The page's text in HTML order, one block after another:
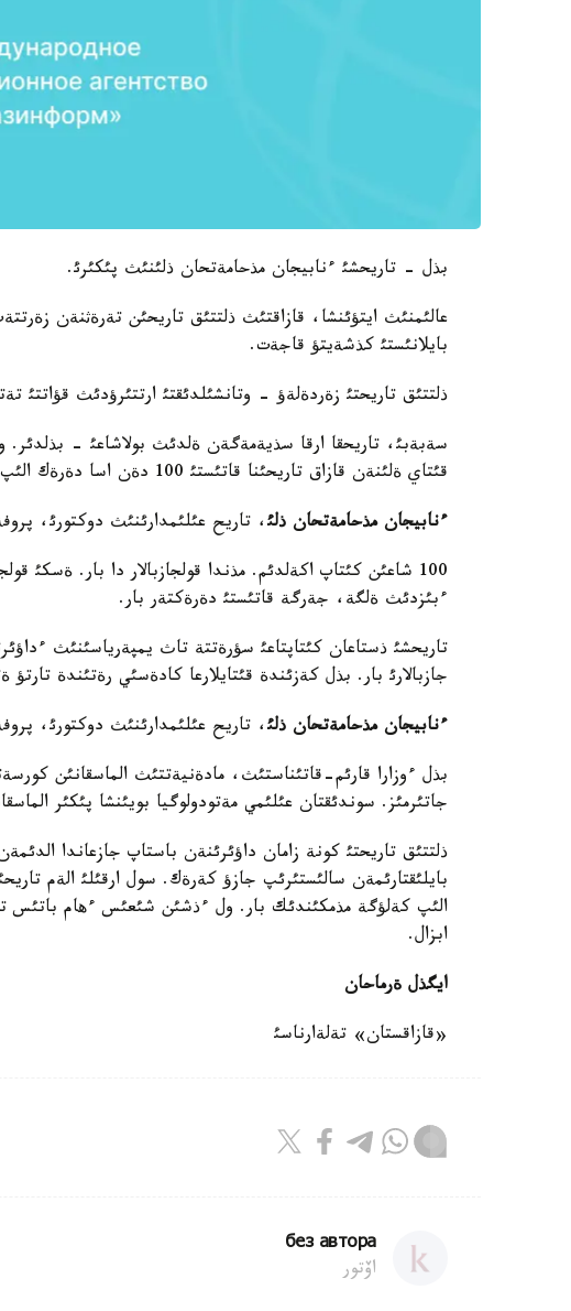
بذل - تاريحشئ ءنابيجان مذحامةتحان ذلئنئث پئكئرئ.
عالئمنئث ايتؤئنشا، قازاقتئث ذلتتئق تاريحئن تةرةثنةن
بايلانئستئ كذشةيتؤ قاجةت.
ذلتتئق تاريحتئ زةردةلةؤ - وتانشئلدئقتئ ارتتئرؤدئث قؤاتتئ
سةبةبئ، تاريحقا ارقا سذيةمةگةن ةلدئث بولاشاعئ -
قئتاي ةلئنةن قازاق تاريحئنا قاتئستئ 100 دةن اسا دةرةك الئپ كةلدئ.
ءنابيجان مذحامةتحان ذلئ، تاريح عئلئمدارئنئث دوكتورئ،
100 شاعئن كئتاپ اكةلدئم. مذندا قولجازبالار دا بار. ةسكئ
ءبئزدئث ةلگة، جةرگة قاتئستئ دةرةكتةر بار.
تاريحشئ ذستاعان كئتاپتاعئ سؤرةتتة تاث يمپةرياسئنئث
جازبالارئ بار. بذل كةزئندة قئتايلارعا كادةسئي رةتئندة تارتؤ
ءنابيجان مذحامةتحان ذلئ، تاريح عئلئمدارئنئث دوكتورئ،
بذل ءوزارا قارئم-قاتئناستئث، مادةنيةتتئث الماسقانئن
جاتئرمئز. سوندئقتان عئلئمي مةتودولوگيا بويئنشا پئكئر
ذلتتئق تاريحتئ كونة زامان داؤئرئنةن باستاپ جازعاندا
بايلئقتارئمةن سالئستئرئپ جازؤ كةرةك. سول ارقئلئ الةم
الئپ كةلؤگة مذمكئندئك بار. ول ءذشئن شئعئس ءهام باتئس
ابزال.
ايگذل ةرماحان
«قازاقستان» تةلةارناسئ
без автора
اۆتور